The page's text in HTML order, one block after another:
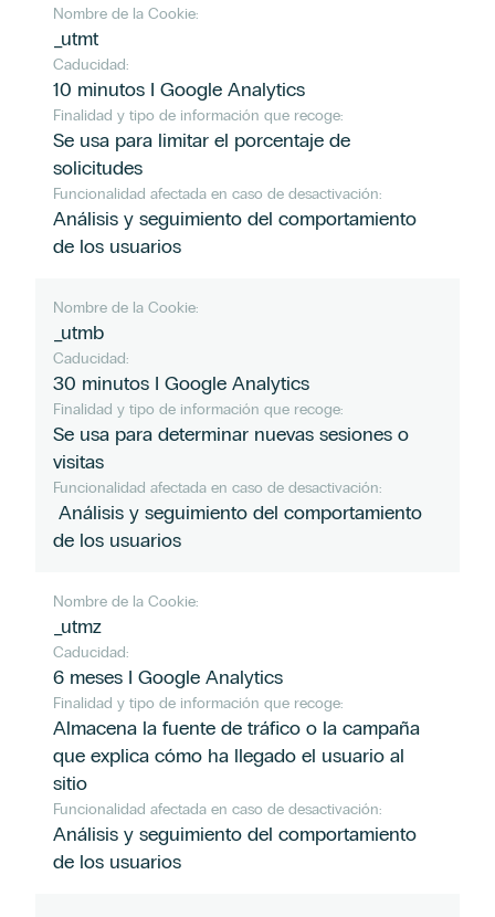
Nombre de la Cookie:
_utmt
Caducidad:
10 minutos I Google Analytics
Finalidad y tipo de información que recoge:
Se usa para limitar el porcentaje de
solicitudes
Funcionalidad afectada en caso de desactivación:
Análisis y seguimiento del comportamiento
de los usuarios
Nombre de la Cookie:
_utmb
Caducidad:
30 minutos I Google Analytics
Finalidad y tipo de información que recoge:
Se usa para determinar nuevas sesiones o
visitas
Funcionalidad afectada en caso de desactivación:
Análisis y seguimiento del comportamiento
de los usuarios
Nombre de la Cookie:
_utmz
Caducidad:
6 meses I Google Analytics
Finalidad y tipo de información que recoge:
Almacena la fuente de tráfico o la campaña
que explica cómo ha llegado el usuario al
sitio
Funcionalidad afectada en caso de desactivación:
Análisis y seguimiento del comportamiento
de los usuarios